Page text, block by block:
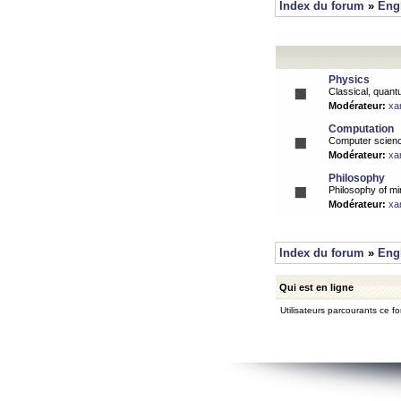
Index du forum »
Physics
Classical,
Modérateur:
Computation
Computer
Modérateur:
Philosophy
Philosophy of
Modérateur:
Index du forum »
Qui est en ligne
Utilisateurs parcourants ce